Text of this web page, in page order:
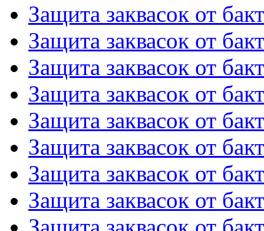
Защита заквасок от
Защита заквасок от
Защита заквасок от
Защита заквасок от
Защита заквасок от
Защита заквасок от
Защита заквасок от
Защита заквасок от